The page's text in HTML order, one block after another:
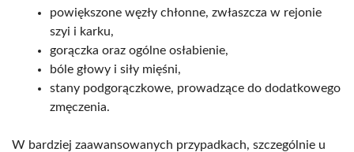
powiększone węzły chłonne, zwłaszcza w rejonie
szyi i karku,
gorączka oraz ogólne osłabienie,
bóle głowy i siły mięśni,
stany podgorączkowe, prowadzące do dodatkowego
zmęczenia.
W bardziej zaawansowanych przypadkach, szczególnie u